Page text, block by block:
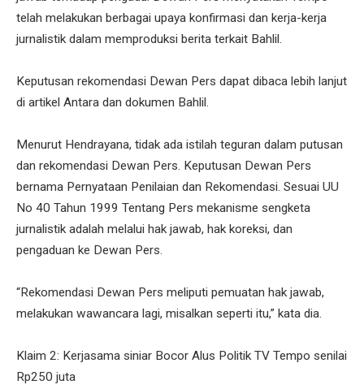
telah melakukan berbagai upaya konfirmasi dan kerja-kerja
jurnalistik dalam memproduksi berita terkait Bahlil.
Keputusan rekomendasi Dewan Pers dapat dibaca lebih lanjut
di artikel Antara dan dokumen Bahlil.
Menurut Hendrayana, tidak ada istilah teguran dalam putusan
dan rekomendasi Dewan Pers. Keputusan Dewan Pers
bernama Pernyataan Penilaian dan Rekomendasi. Sesuai UU
No 40 Tahun 1999 Tentang Pers mekanisme sengketa
jurnalistik adalah melalui hak jawab, hak koreksi, dan
pengaduan ke Dewan Pers.
“Rekomendasi Dewan Pers meliputi pemuatan hak jawab,
melakukan wawancara lagi, misalkan seperti itu,” kata dia.
Klaim 2: Kerjasama siniar Bocor Alus Politik TV Tempo senilai
Rp250 juta